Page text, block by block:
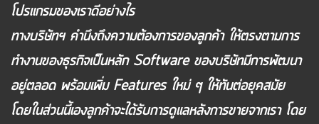
โปรแกรมของเราดีอย่างไร
ทางบริษัทฯ คำนึงถึงความต้องการของลูกค้า ให้ตรงตามการ
ทำงานของธุรกิจเป็นหลัก Software ของบริษัทมีการพัฒนา
อยู่ตลอด พร้อมเพิ่ม Features ใหม่ ๆ ให้ทันต่อยุคสมัย
โดยในส่วนนี้เองลูกค้าจะได้รับการดูแลหลังการขายจากเรา โดย